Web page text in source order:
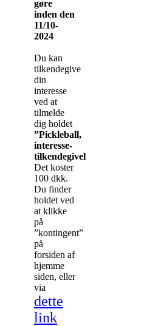
gøre
inden den
11/10-
2024
Du kan
tilkendegive
din
interesse
ved at
tilmelde
dig holdet
”Pickleball,
interesse-
tilkendegivelse”
Det koster
100 dkk.
Du finder
holdet ved
at klikke
på
”kontingent”
på
forsiden af
hjemme
siden, eller
via
dette
link